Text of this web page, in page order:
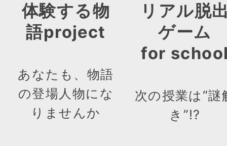
体験する物
語project
あなたも、物語
の登場人物にな
りませんか
リアル脱
ゲーム
for
次の授業は“謎
き”!?